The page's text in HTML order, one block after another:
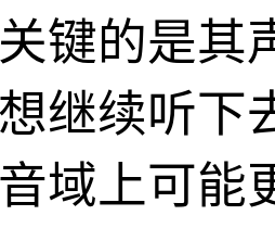
键的是其
继续听下
域上可能